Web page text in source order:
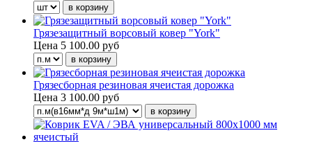
Грязезащитный ворсовый ковер "York"
Цена 5 100.00 руб
Грязесборная резиновая ячеистая дорожка
Цена 3 100.00 руб